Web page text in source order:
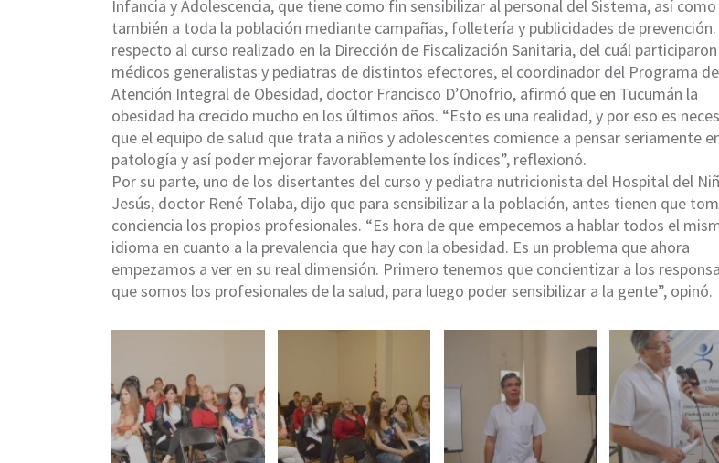
Infancia y Adolescencia, que tiene como fin sensibilizar al personal del Sistema, así como
también a toda la población mediante campañas, folletería y publicidades de prevención.
respecto al curso realizado en la Dirección de Fiscalización Sanitaria, del cuál participaron
médicos generalistas y pediatras de distintos efectores, el coordinador del Programa de
Atención Integral de Obesidad, doctor Francisco D’Onofrio, afirmó que en Tucumán la
obesidad ha crecido mucho en los últimos años. “Esto es una realidad, y por eso es
que el equipo de salud que trata a niños y adolescentes comience a pensar seriamente
patología y así poder mejorar favorablemente los índices”, reflexionó.
Por su parte, uno de los disertantes del curso y pediatra nutricionista del Hospital del
Jesús, doctor René Tolaba, dijo que para sensibilizar a la población, antes tienen que
conciencia los propios profesionales. “Es hora de que empecemos a hablar todos el
idioma en cuanto a la prevalencia que hay con la obesidad. Es un problema que ahora
empezamos a ver en su real dimensión. Primero tenemos que concientizar a los
que somos los profesionales de la salud, para luego poder sensibilizar a la gente”, opinó.